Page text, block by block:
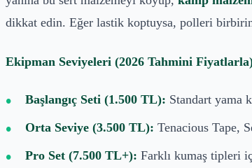
dikkat edin. Eğer lastik koptuysa, polleri
Ekipman Seviyeleri (2026 Tahmini
Başlangıç Seti (1.500 TL): Standart yama
Orta Seviye (3.500 TL): Tenacious Tape,
Pro Set (7.500 TL+): Farklı kumaş tipleri